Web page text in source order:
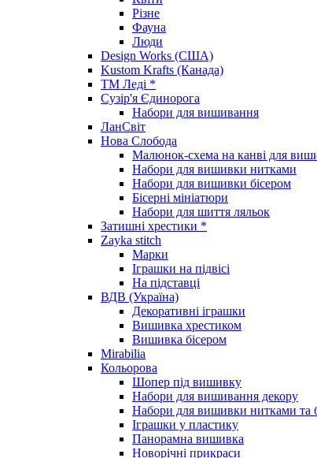
Різне
Фауна
Люди
Design Works (США)
Kustom Krafts (Канада)
ТМ Леді *
Сузір'я Єдинорога
Набори для вишивання
ЛанСвіт
Нова Слобода
Малюнок-схема на канві для
Набори для вишивки нитками
Набори для вишивки бісером
Бісерні мініатюри
Набори для шиття ляльок
Затишні хрестики *
Zayka stitch
Марки
Іграшки на підвісі
На підставці
ВДВ (Україна)
Декоративні іграшки
Вишивка хрестиком
Вишивка бісером
Mirabilia
Кольорова
Шопер під вишивку
Набори для вишивання декору
Набори для вишивки нитками та
Іграшки у пластику
Панорамна вишивка
Новорічні прикраси